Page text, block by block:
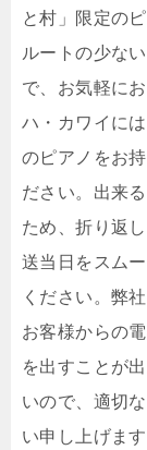
と村」限定の
ルートの少な
で、お気軽に
ハ・カワイに
のピアノをお
ださい。出来
ため、折り返
送当日をスム
ください。弊
お客様からの
を出すことが
いので、適切
い申し上げます